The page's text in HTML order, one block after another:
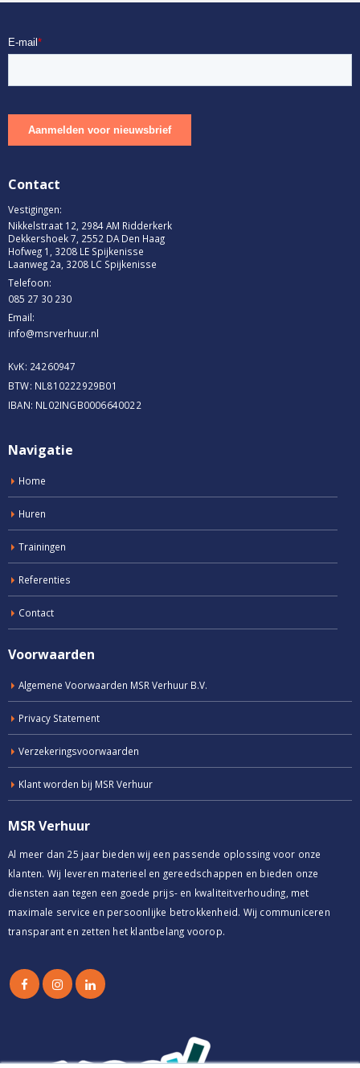
Contact
Vestigingen:
Nikkelstraat 12, 2984 AM Ridderkerk
Dekkershoek 7, 2552 DA Den Haag
Hofweg 1, 3208 LE Spijkenisse
Laanweg 2a, 3208 LC Spijkenisse
Telefoon:
085 27 30 230
Email:
info@msrverhuur.nl
KvK: 24260947
BTW: NL810222929B01
IBAN: NL02INGB0006640022
Navigatie
Home
Huren
Trainingen
Referenties
Contact
Voorwaarden
Algemene Voorwaarden MSR Verhuur B.V.
Privacy Statement
Verzekeringsvoorwaarden
Klant worden bij MSR Verhuur
MSR Verhuur
Al meer dan 25 jaar bieden wij een passende oplossing voor onze
klanten. Wij leveren materieel en gereedschappen en bieden onze
diensten aan tegen een goede prijs- en kwaliteitverhouding, met
maximale service en persoonlijke betrokkenheid. Wij communiceren
transparant en zetten het klantbelang voorop.